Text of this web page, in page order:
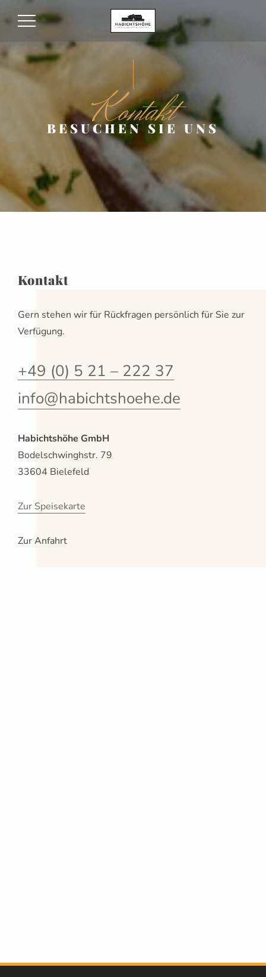
Kontakt
BESUCHEN SIE UNS
Kontakt
Gern stehen wir für Rückfragen persönlich für Sie zur
Verfügung.
+49 (0) 5 21 – 222 37
info@habichtshoehe.de
Habichtshöhe GmbH
Bodelschwinghstr. 79
33604 Bielefeld
Zur Speisekarte
Zur Anfahrt